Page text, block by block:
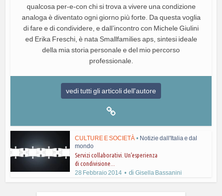
qualcosa per-e-con chi si trova a vivere una condizione
analoga è diventato ogni giorno più forte. Da questa voglia
di fare e di condividere, e dall’incontro con Michele Giulini
ed Erika Freschi, è nata Smallfamilies aps, sintesi ideale
della mia storia personale e del mio percorso
professionale.
vedi tutti gli articoli dell'autore
CULTURE E SOCIETÀ • Notizie dall'Italia e dal
mondo
Servizi collaborativi. Un’esperienza
di condivisione...
28 Febbraio 2014
diGisella Bassanini